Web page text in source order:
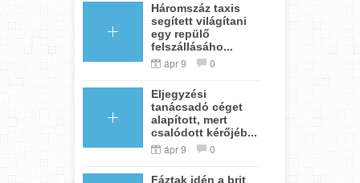
Háromszáz taxis
segített világítani
egy repülő
felszállásáho...
ápr 9 0
Eljegyzési
tanácsadó céget
alapított, mert
csalódott kérőjéb...
ápr 9 0
Fáztak idén a brit